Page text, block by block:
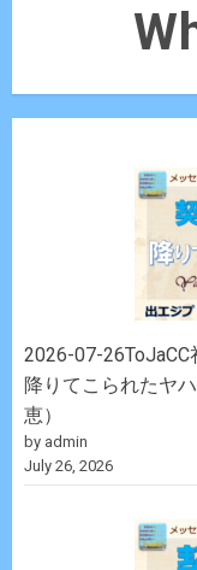
2026-07-
降りてこられたヤ
恵）
by admin
July 26, 2026